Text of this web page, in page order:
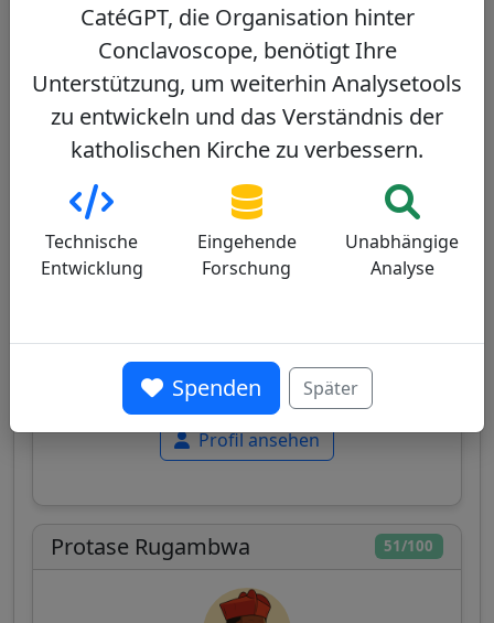
60/100
Pierbattista Pizzaballa
Israel
Papabile
Italienischer Kardinal, Lateinischer Patriarch
ausgewogene Führung in einem Kontext
politischer und religiöser Spannungen.
Profil ansehen
51/100
Protase Rugambwa
CatéGPT, die Organisation hinter
Conclavoscope, benötigt Ihre
Unterstützung, um weiterhin Analysetools
zu entwickeln und das Verständnis der
katholischen Kirche zu verbessern.
Technische
Entwicklung
Eingehende
Forschung
Unabhängige
Analyse
Spenden Später